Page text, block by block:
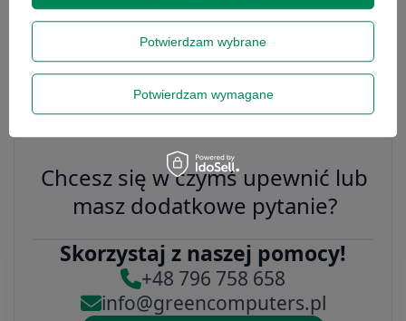
Kabel podświetlenia matrycy HP
EliteOne 800 G5
119,00 zł
Pamięci RAM DDR4 4GB 2400T
MHz ECC (Serwerowa)
163,00 zł
Chcesz się w czymś upewnić lub
masz dodatkowe pytanie?
Skorzystaj z naszej pomocy!
+48 796 758 658
info@greencomputers.pl
Zapisz się
Potwierdzam wybrane
Potwierdzam wymagane